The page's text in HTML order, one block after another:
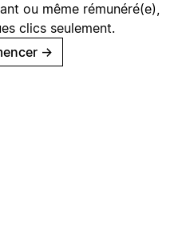
ou même rémunéré(e),
clics seulement.
→